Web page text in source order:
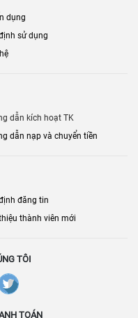
dụng
sử dụng
dẫn kích hoạt TK
dẫn nạp và chuyển tiền
đăng tin
thành viên mới
TÔI
TOÁN